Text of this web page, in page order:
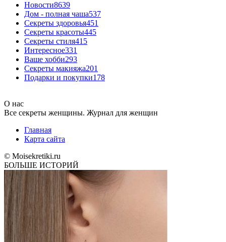
Новости8639
Дом - полная чаша537
Cекреты здоровья451
Секреты красоты445
Секреты стиля415
Интересное331
Ваше хобби293
Секреты макияжа201
Подарки и покупки178
О нас
Все секреты женщины. Журнал для женщин
Главная
Карта сайта
© Moisekretiki.ru
БОЛЬШЕ ИСТОРИЙ